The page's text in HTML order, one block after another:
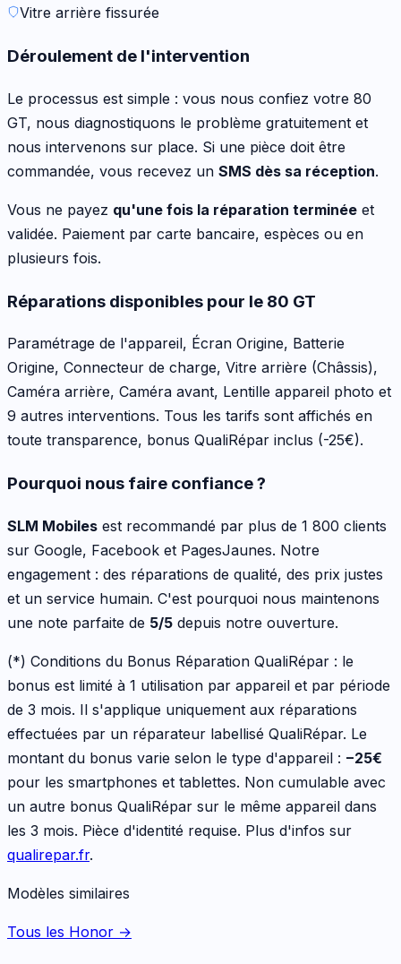
Vitre arrière fissurée
Déroulement de l'intervention
Le processus est simple : vous nous confiez votre 80
GT, nous diagnostiquons le problème gratuitement et
nous intervenons sur place. Si une pièce doit être
commandée, vous recevez un SMS dès sa réception.
Vous ne payez qu'une fois la réparation terminée et
validée. Paiement par carte bancaire, espèces ou en
plusieurs fois.
Réparations disponibles pour le 80 GT
Paramétrage de l'appareil, Écran Origine, Batterie
Origine, Connecteur de charge, Vitre arrière (Châssis),
Caméra arrière, Caméra avant, Lentille appareil photo et
9 autres interventions. Tous les tarifs sont affichés en
toute transparence, bonus QualiRépar inclus (-25€).
Pourquoi nous faire confiance ?
SLM Mobiles est recommandé par plus de 1 800 clients
sur Google, Facebook et PagesJaunes. Notre
engagement : des réparations de qualité, des prix justes
et un service humain. C'est pourquoi nous maintenons
une note parfaite de 5/5 depuis notre ouverture.
(*) Conditions du Bonus Réparation QualiRépar : le
bonus est limité à 1 utilisation par appareil et par période
de 3 mois. Il s'applique uniquement aux réparations
effectuées par un réparateur labellisé QualiRépar. Le
montant du bonus varie selon le type d'appareil : −25€
pour les smartphones et tablettes. Non cumulable avec
un autre bonus QualiRépar sur le même appareil dans
les 3 mois. Pièce d'identité requise. Plus d'infos sur
qualirepar.fr.
Modèles similaires
Tous les Honor →